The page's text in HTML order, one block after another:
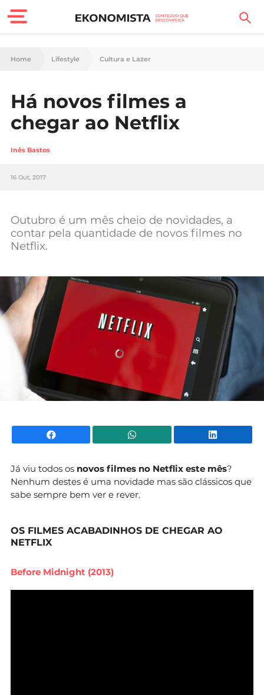
Finanças Pessoais
Carreira
Casa
Tecnologia
Negócios
Mundial 2026
Home Lifestyle Cultura e Lazer
Há novos filmes a
chegar ao Netflix
Inês Bastos
16 Out, 2017
Outubro é um mês cheio de novidades, a
contar pela quantidade de novos filmes no
Netflix.
Facebook WhatsApp
Já viu todos os novos filmes no Netflix este mês?
Nenhum destes é uma novidade mas são clássicos que
sabe sempre bem ver e rever.
OS FILMES ACABADINHOS DE CHEGAR AO
NETFLIX
Before Midnight (2013)